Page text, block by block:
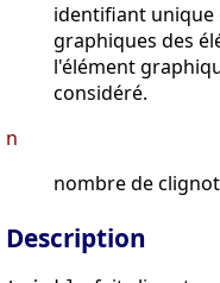
identifiant
graphiques des
l'élément
considéré.
n
nombre de
Description